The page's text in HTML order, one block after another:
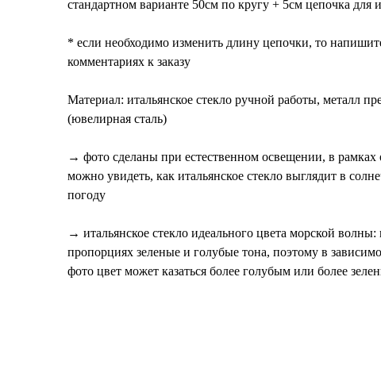
стандартном варианте 50см по кругу + 5см цепочка для
* если необходимо изменить длину цепочки, то
комментариях к заказу
Материал: итальянское стекло ручной работы, металл
(ювелирная сталь)
→ фото сделаны при естественном освещении, в рамках
можно увидеть, как итальянское стекло выглядит в
погоду
→ итальянское стекло идеального цвета морской
пропорциях зеленые и голубые тона, поэтому в
фото цвет может казаться более голубым или более